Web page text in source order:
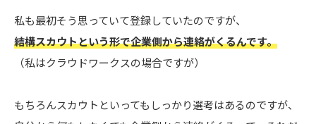
私も最初そう思っていて登録していたのですが、
結構スカウトという形で企業側から連絡がくるんです。
（私はクラウドワークスの場合ですが）
もちろんスカウトといってもしっかり選考はあるのですが、